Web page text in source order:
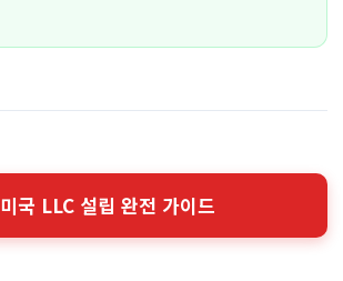
미국 LLC 설립 완전 가이드